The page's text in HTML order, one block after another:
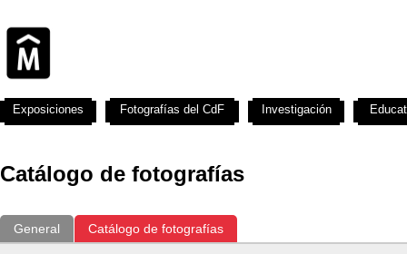
Catálogo de fotografías
General Catálogo de fotografías
Exposiciones Fotografías del CdF Investigación